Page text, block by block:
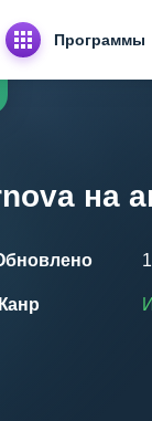
Программы
на